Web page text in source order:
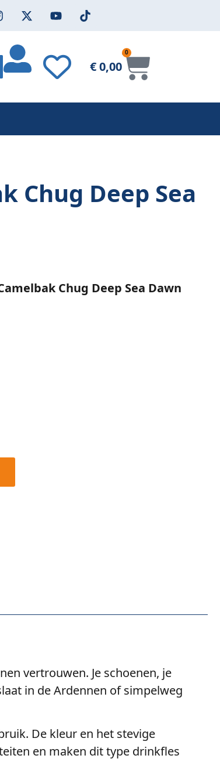
€0,00
0
Chug Deep Sea
Chug Deep Sea Dawn
vertrouwen. Je schoenen, je
in de Ardennen of simpelweg
De kleur en het stevige
en maken dit type drinkfles